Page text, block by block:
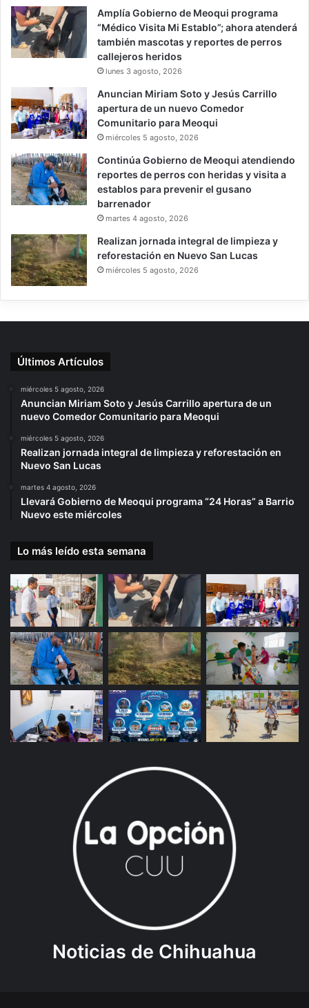
Amplía Gobierno de Meoqui programa
“Médico Visita Mi Establo”; ahora atenderá
también mascotas y reportes de perros
callejeros heridos
lunes 3 agosto, 2026
Anuncian Miriam Soto y Jesús Carrillo
apertura de un nuevo Comedor
Comunitario para Meoqui
miércoles 5 agosto, 2026
Continúa Gobierno de Meoqui atendiendo
reportes de perros con heridas y visita a
establos para prevenir el gusano
barrenador
martes 4 agosto, 2026
Realizan jornada integral de limpieza y
reforestación en Nuevo San Lucas
miércoles 5 agosto, 2026
Últimos Artículos
miércoles 5 agosto, 2026
Anuncian Miriam Soto y Jesús Carrillo apertura de un
nuevo Comedor Comunitario para Meoqui
miércoles 5 agosto, 2026
Realizan jornada integral de limpieza y reforestación en
Nuevo San Lucas
martes 4 agosto, 2026
Llevará Gobierno de Meoqui programa “24 Horas” a Barrio
Nuevo este miércoles
Lo más leído esta semana
Noticias de Chihuahua